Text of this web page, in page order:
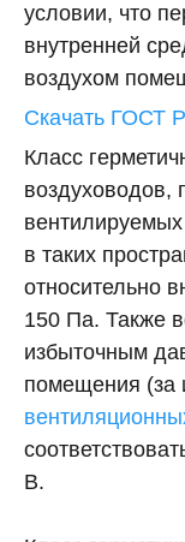
условии, что
внутренней
воздухом
Скачать ГОСТ
Класс
воздуховодов,
в таких
относительно
150 Па. Также
избыточным
помещения (за
В.